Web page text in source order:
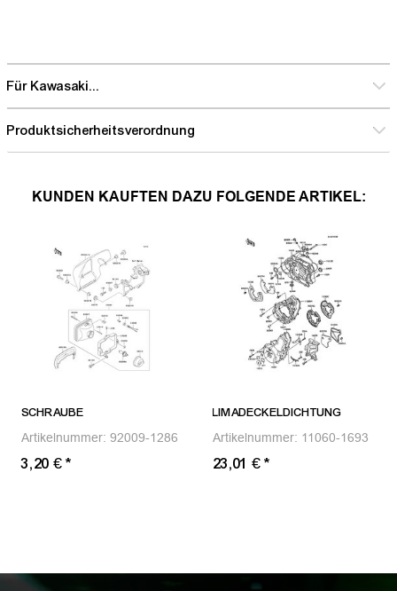
Für Kawasaki...
Produktsicherheitsverordnung
KUNDEN KAUFTEN DAZU FOLGENDE ARTIKEL:
SCHRAUBE
Artikelnummer: 92009-1286
3,20 €*
LIMADECKELDICHTUNG
Artikelnummer: 11060-1693
23,01 €*